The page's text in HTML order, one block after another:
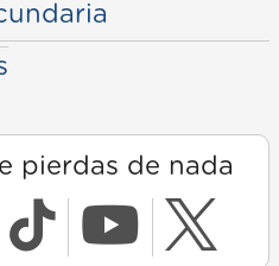
pierdas de nada